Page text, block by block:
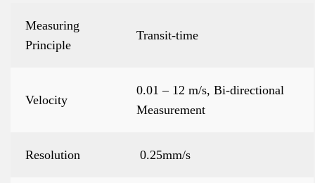
Measuring
Principle
Transit-time
Velocity
0.01 – 12 m/s, Bi-directional
Measurement
Resolution 0.25mm/s